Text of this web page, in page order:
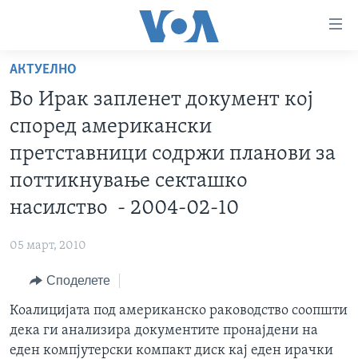
пристапност
Премини
на
главната
содржина
Премини
до
страната
навигација
РУБРИКИ
ЗДРАВЈЕ
НАУКА
УМЕТНОСТ И ЗАБАВА
ФОТОГАЛЕРИИ
АРХИВИРАНА ПРОГРАМА
ИЗБОРИ ВО САД 2020 - АРХИВА
НАКУСО...
АКТУЕЛНО
Во Ирак запленет документ кој
според американски
претставници содржи планови за
поттикнување секташко
насилство - 2004-02-10
05 март, 2010
Споделете
Коалицијата под американско раководство соопшти
дека ги анализира документите пронајдени на
еден компјутерски компакт диск кај еден ирачки